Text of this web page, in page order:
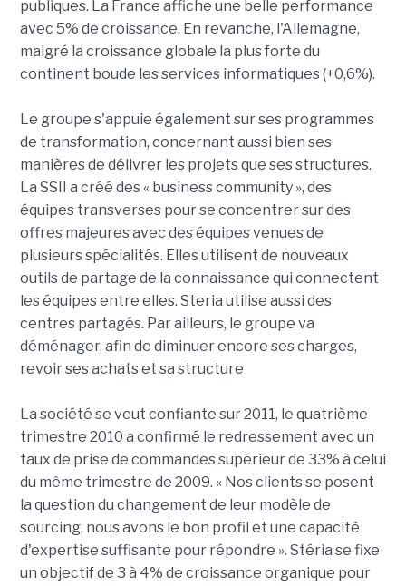
publiques. La France affiche une belle performance
avec 5% de croissance. En revanche, l'Allemagne,
malgré la croissance globale la plus forte du
continent boude les services informatiques (+0,6%).
Le groupe s'appuie également sur ses programmes
de transformation, concernant aussi bien ses
manières de délivrer les projets que ses structures.
La SSII a créé des « business community », des
équipes transverses pour se concentrer sur des
offres majeures avec des équipes venues de
plusieurs spécialités. Elles utilisent de nouveaux
outils de partage de la connaissance qui connectent
les équipes entre elles. Steria utilise aussi des
centres partagés. Par ailleurs, le groupe va
déménager, afin de diminuer encore ses charges,
revoir ses achats et sa structure
La société se veut confiante sur 2011, le quatrième
trimestre 2010 a confirmé le redressement avec un
taux de prise de commandes supérieur de 33% à celui
du même trimestre de 2009. « Nos clients se posent
la question du changement de leur modèle de
sourcing, nous avons le bon profil et une capacité
d'expertise suffisante pour répondre ». Stéria se fixe
un objectif de 3 à 4% de croissance organique pour